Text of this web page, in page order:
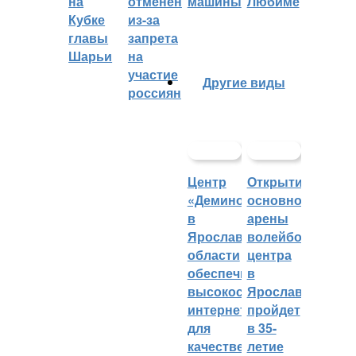
Кубке
главы
Шарьи
из-за
запрета
на
участие
россиян
Другие виды
Центр
«Демино»
в
Ярославской
области
обеспечивают
высокоскоростным
интернетом
для
качественных
Открытие
основной
арены
волейбольного
центра
в
Ярославле
пройдет
в 35-
летие